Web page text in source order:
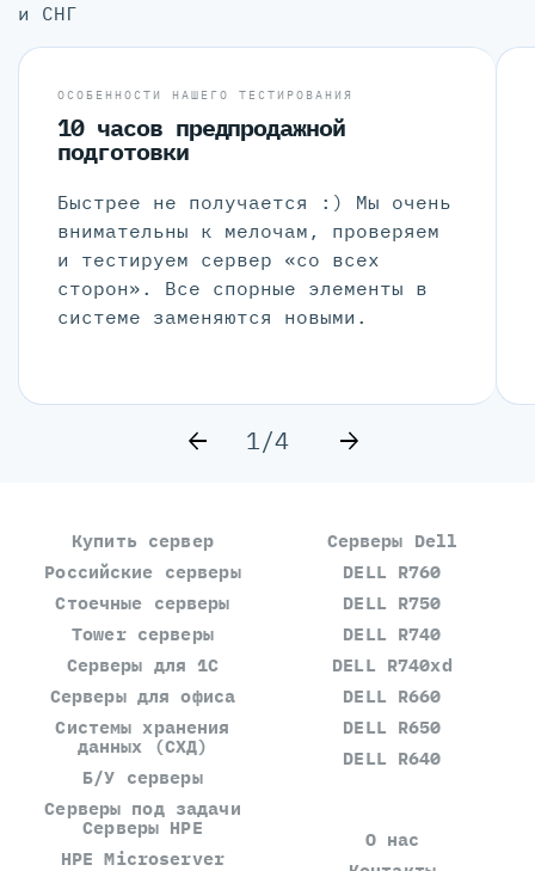
и СНГ
ОСОБЕННОСТИ НАШЕГО ТЕСТИРОВАНИЯ
10 часов предпродажной
подготовки
Быстрее не получается :) Мы очень
внимательны к мелочам, проверяем
и тестируем сервер «со всех
сторон». Все спорные элементы в
системе заменяются новыми.
1/4
Купить сервер
Российские серверы
Стоечные серверы
Tower серверы
Серверы для 1С
Серверы для офиса
Системы хранения
данных (СХД)
Б/У серверы
Серверы под задачи
Серверы Dell
DELL R760
DELL R750
DELL R740
DELL R740xd
DELL R660
DELL R650
DELL R640
Серверы HPE
HPE Microserver
О нас